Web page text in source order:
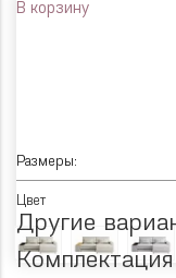
В корзину
Размеры:
Цвет
Другие